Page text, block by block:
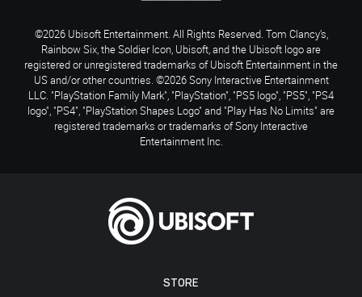
STORE
©2026 Ubisoft Entertainment. All Rights Reserved. Tom Clancy’s,
Rainbow Six, the Soldier Icon, Ubisoft, and the Ubisoft logo are
registered or unregistered trademarks of Ubisoft Entertainment in the
US and/or other countries. ©2026 Sony Interactive Entertainment
LLC. "PlayStation Family Mark", "PlayStation", "PS5 logo", "PS5", "PS4
logo", "PS4", "PlayStation Shapes Logo" and "Play Has No Limits" are
registered trademarks or trademarks of Sony Interactive
Entertainment Inc.